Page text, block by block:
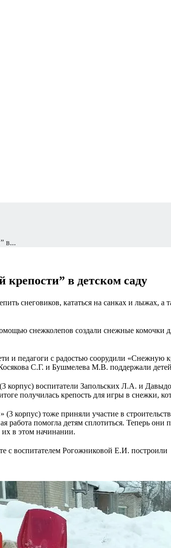
в...
крепости” в детском саду
снеговиков, кататься на санках и лыжах,
снежколепов создали снежные
и педагоги с радостью соорудили
С.Г. и Бушмелева М.В. поддержали
воспитатели Запольских Л.А. и
получилась крепость для игры в снежки,
корпус) тоже приняли участие в
работа помогла детям сплотиться. Теперь
в этом начинании.
с воспитателем Рогожниковой Е.И. построили